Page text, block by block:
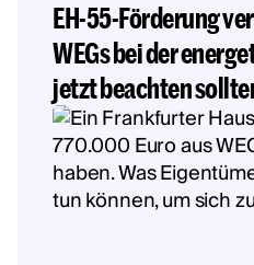
EH-55-Förderung
WEGs bei der
jetzt beachten